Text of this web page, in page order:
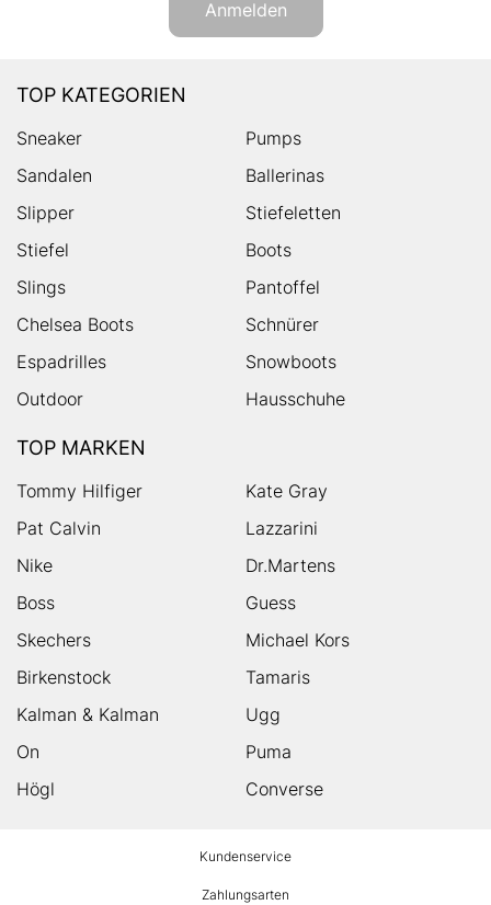
Anmelden
TOP KATEGORIEN
Sneaker
Pumps
Sandalen
Ballerinas
Slipper
Stiefeletten
Stiefel
Boots
Slings
Pantoffel
Chelsea Boots
Schnürer
Espadrilles
Snowboots
Outdoor
Hausschuhe
TOP MARKEN
Tommy Hilfiger
Kate Gray
Pat Calvin
Lazzarini
Nike
Dr.Martens
Boss
Guess
Skechers
Michael Kors
Birkenstock
Tamaris
Kalman & Kalman
Ugg
On
Puma
Högl
Converse
Kundenservice
Zahlungsarten